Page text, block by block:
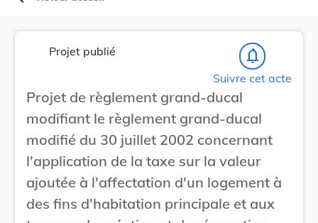
Projet publié notifications_none
Suivre cet acte
Projet de règlement grand-ducal
modifiant le règlement grand-ducal
modifié du 30 juillet 2002 concernant
l'application de la taxe sur la valeur
ajoutée à l'affectation d'un logement à
des fins d'habitation principale et aux